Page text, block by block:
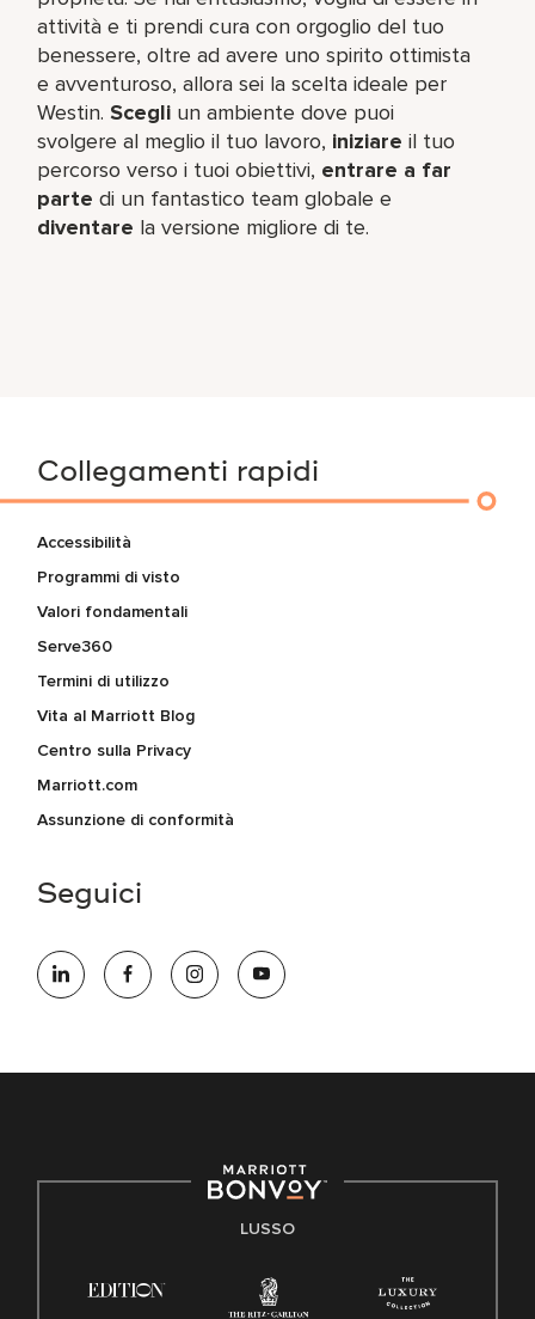
attività e ti prendi cura con orgoglio del tuo
benessere, oltre ad avere uno spirito ottimista
e avventuroso, allora sei la scelta ideale per
Westin.Scegli un ambiente dove puoi
svolgere al meglio il tuo lavoro,​ iniziare il tuo
percorso verso i tuoi obiettivi, entrare a far
parte di un fantastico team​ globale e
diventare la versione migliore di te.
Collegamenti rapidi
Accessibilità
Programmi di visto
Valori fondamentali
Serve360
Termini di utilizzo
Vita al Marriott Blog
Centro sulla Privacy
Marriott.com
Assunzione di conformità
Seguici
LUSSO